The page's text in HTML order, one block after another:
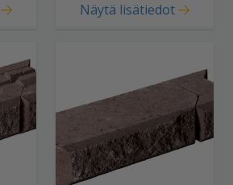
Näytä lisätiedot